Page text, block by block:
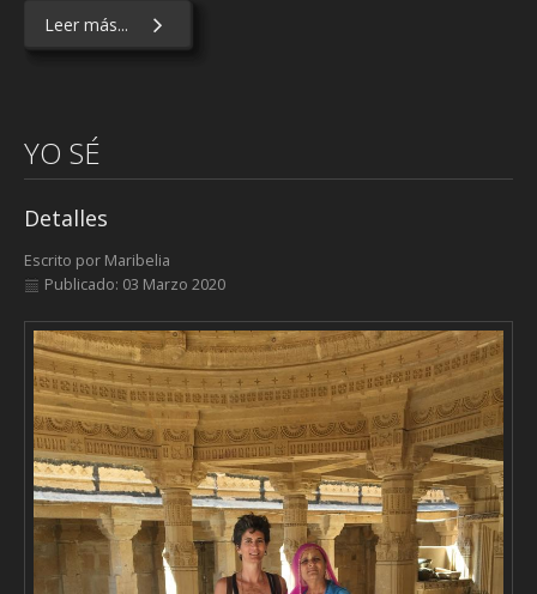
Leer más...
YO SÉ
Detalles
Escrito por Maribelia
Publicado: 03 Marzo 2020